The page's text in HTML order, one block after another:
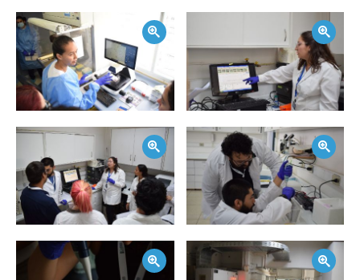
ADMISIÓN
Postulantes
Estudiantes
Académicos
Funcionarios
Egresados
Zoom
Zoom Zoom
Zoom Zoom